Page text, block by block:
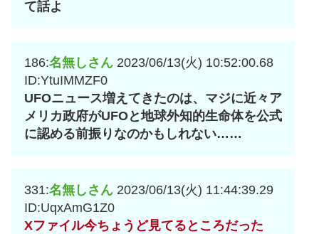
て話よ
186:名無しさん 2023/06/13(火) 10:52:00.68
ID:YtuIMMZF0
UFOニュース増えてきたのは、マジに近々ア
メリカ政府がUFOと地球外知的生命体を公式
に認める前振りなのかもしれない……
331:名無しさん 2023/06/13(火) 11:44:39.29
ID:UqxAmG1Z0
Xファイル今ちょうど見てるところだった